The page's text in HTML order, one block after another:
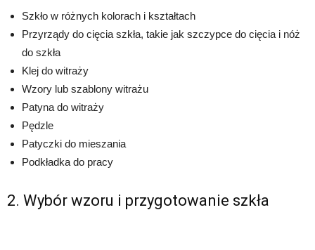
Szkło w różnych kolorach i kształtach
Przyrządy do cięcia szkła, takie jak szczypce do cięcia i nóż
do szkła
Klej do witraży
Wzory lub szablony witrażu
Patyna do witraży
Pędzle
Patyczki do mieszania
Podkładka do pracy
2. Wybór wzoru i przygotowanie szkła